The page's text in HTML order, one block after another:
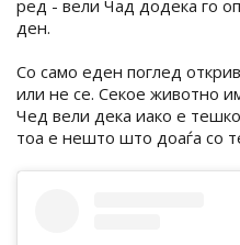
ред - вели Чад додека го
ден.
Со само еден поглед
или не се. Секое животно
Чед вели дека иако е
тоа е нешто што доаѓа со